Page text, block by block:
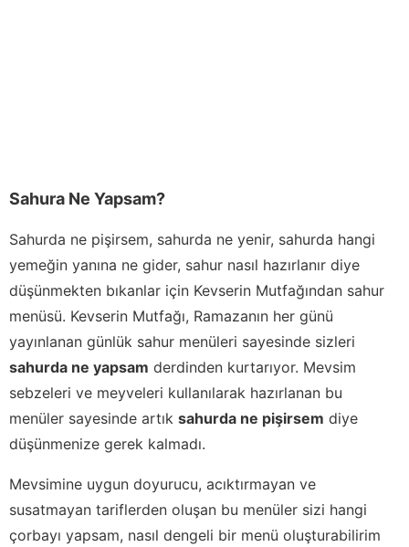
Sahura Ne Yapsam?
Sahurda ne pişirsem, sahurda ne yenir, sahurda hangi
yemeğin yanına ne gider, sahur nasıl hazırlanır diye
düşünmekten bıkanlar için Kevserin Mutfağından sahur
menüsü. Kevserin Mutfağı, Ramazanın her günü
yayınlanan günlük sahur menüleri sayesinde sizleri
sahurda ne yapsam derdinden kurtarıyor. Mevsim
sebzeleri ve meyveleri kullanılarak hazırlanan bu
menüler sayesinde artık sahurda ne pişirsem diye
düşünmenize gerek kalmadı.
Mevsimine uygun doyurucu, acıktırmayan ve
susatmayan tariflerden oluşan bu menüler sizi hangi
çorbayı yapsam, nasıl dengeli bir menü oluşturabilirim